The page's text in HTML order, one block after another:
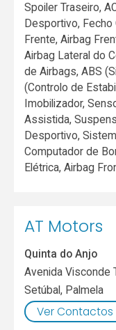
Spoiler Traseiro,
Desportivo,
Frente, Airbag
Airbag Lateral do
de Airbags, ABS
(Controlo de
Imobilizador,
Assistida,
Desportivo,
Computador de
Elétrica, Airbag
AT Motors
Quinta do Anjo
Avenida Visconde
Setúbal, Palmela
Ver Contactos